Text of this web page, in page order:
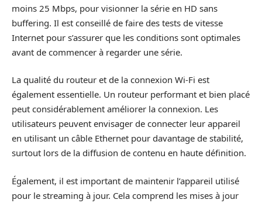
moins 25 Mbps, pour visionner la série en HD sans
buffering. Il est conseillé de faire des tests de vitesse
Internet pour s’assurer que les conditions sont optimales
avant de commencer à regarder une série.
La qualité du routeur et de la connexion Wi-Fi est
également essentielle. Un routeur performant et bien placé
peut considérablement améliorer la connexion. Les
utilisateurs peuvent envisager de connecter leur appareil
en utilisant un câble Ethernet pour davantage de stabilité,
surtout lors de la diffusion de contenu en haute définition.
Également, il est important de maintenir l’appareil utilisé
pour le streaming à jour. Cela comprend les mises à jour